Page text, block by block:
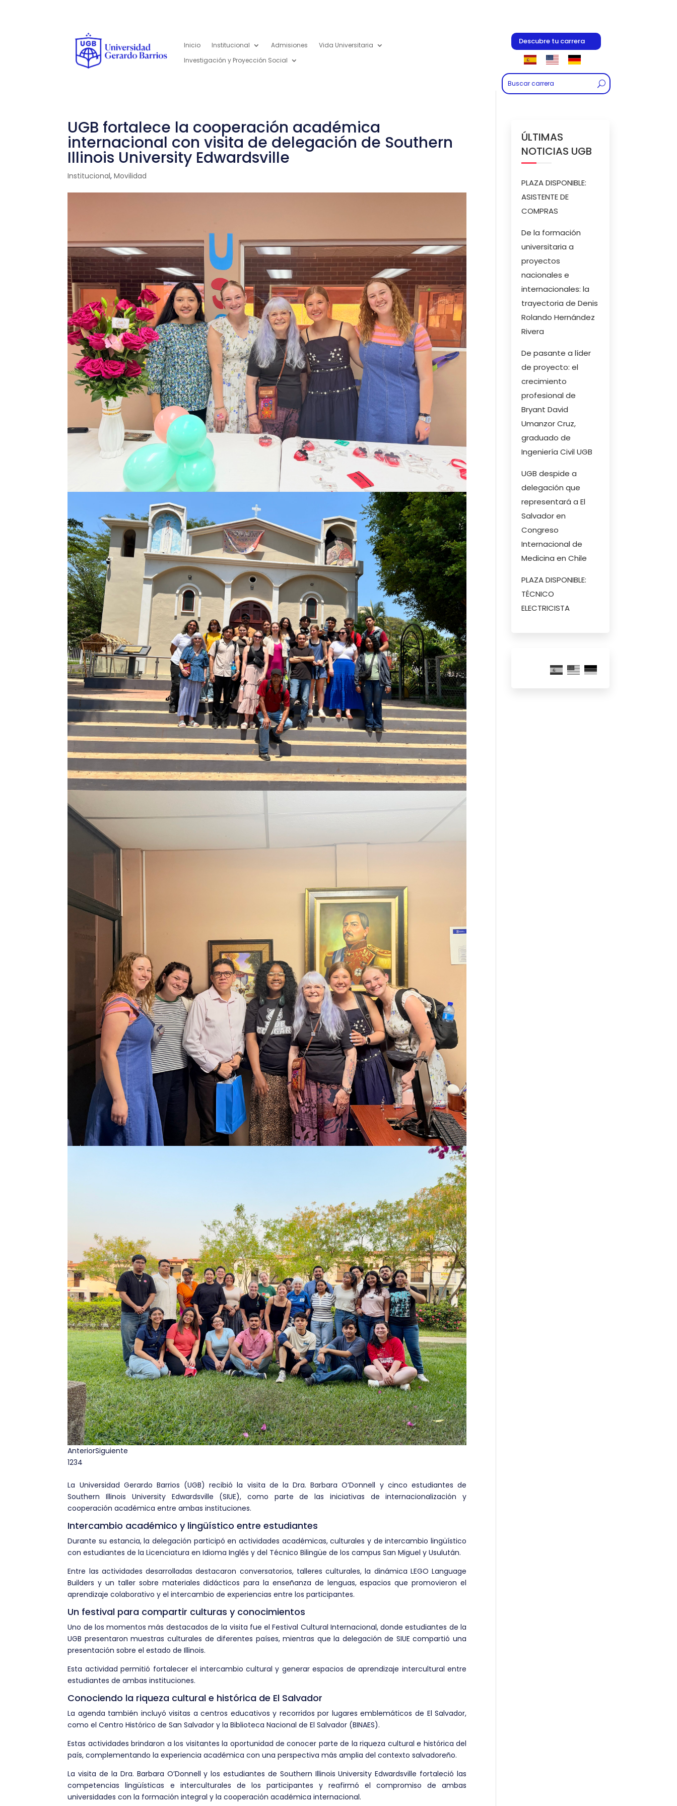
Inicio Institucional Admisiones
Vida Universitaria
Investigación y Proyección Social
Descubre tu carrera
UGB fortalece la cooperación académica
internacional con visita de delegación de Southern
Illinois University Edwardsville
Institucional,Movilidad
AnteriorSiguiente
1234
La Universidad Gerardo Barrios (UGB) recibió la visita de la Dra. Barbara O’Donnell y cinco estudiantes de
Southern Illinois University Edwardsville (SIUE), como parte de las iniciativas de internacionalización y
cooperación académica entre ambas instituciones.
Intercambio académico y lingüístico entre estudiantes
Durante su estancia, la delegación participó en actividades académicas, culturales y de intercambio lingüístico
con estudiantes de la Licenciatura en Idioma Inglés y del Técnico Bilingüe de los campus San Miguel y Usulután.
Entre las actividades desarrolladas destacaron conversatorios, talleres culturales, la dinámica LEGO Language
Builders y un taller sobre materiales didácticos para la enseñanza de lenguas, espacios que promovieron el
aprendizaje colaborativo y el intercambio de experiencias entre los participantes.
Un festival para compartir culturas y conocimientos
Uno de los momentos más destacados de la visita fue el Festival Cultural Internacional, donde estudiantes de la
UGB presentaron muestras culturales de diferentes países, mientras que la delegación de SIUE compartió una
presentación sobre el estado de Illinois.
Esta actividad permitió fortalecer el intercambio cultural y generar espacios de aprendizaje intercultural entre
estudiantes de ambas instituciones.
Conociendo la riqueza cultural e histórica de El Salvador
La agenda también incluyó visitas a centros educativos y recorridos por lugares emblemáticos de El Salvador,
como el Centro Histórico de San Salvador y la Biblioteca Nacional de El Salvador (BINAES).
Estas actividades brindaron a los visitantes la oportunidad de conocer parte de la riqueza cultural e histórica del
país, complementando la experiencia académica con una perspectiva más amplia del contexto salvadoreño.
La visita de la Dra. Barbara O’Donnell y los estudiantes de Southern Illinois University Edwardsville fortaleció las
competencias lingüísticas e interculturales de los participantes y reafirmó el compromiso de ambas
universidades con la formación integral y la cooperación académica internacional.
ÚLTIMAS
NOTICIAS UGB
PLAZA DISPONIBLE:
ASISTENTE DE
COMPRAS
De la formación
universitaria a
proyectos
nacionales e
internacionales: la
trayectoria de Denis
Rolando Hernández
Rivera
De pasante a líder
de proyecto: el
crecimiento
profesional de
Bryant David
Umanzor Cruz,
graduado de
Ingeniería Civil UGB
UGB despide a
delegación que
representará a El
Salvador en
Congreso
Internacional de
Medicina en Chile
PLAZA DISPONIBLE:
TÉCNICO
ELECTRICISTA